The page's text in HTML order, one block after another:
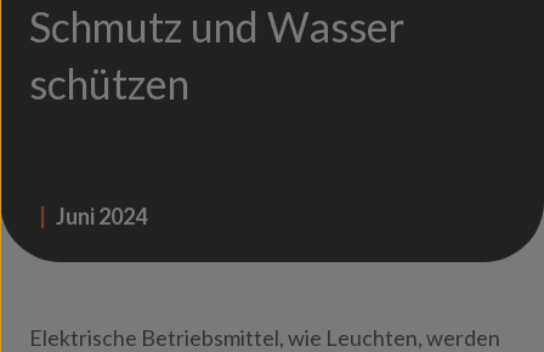
Schmutz und Wasser
schützen
Juni 2024
Elektrische Betriebsmittel, wie Leuchten, werden